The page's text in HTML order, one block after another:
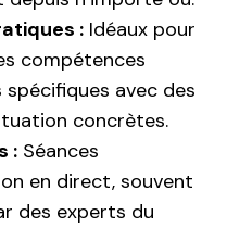
: Idéaux pour
compétences
spécifiques avec des
concrètes.
: Séances
en direct, souvent
des experts du